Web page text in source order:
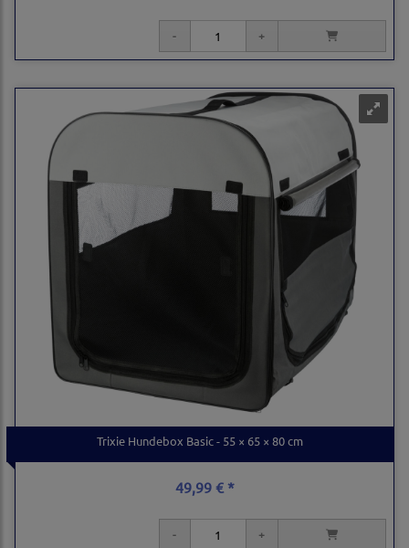
Trixie Hundebox Basic - 55 × 65 × 80 cm
49,99 € *